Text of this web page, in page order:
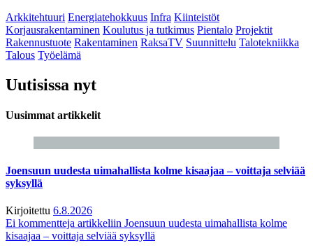
Arkkitehtuuri Energiatehokkuus Infra Kiinteistöt
Korjausrakentaminen Koulutus ja tutkimus Pientalo Projektit
Rakennustuote Rakentaminen RaksaTV Suunnittelu Talotekniikka
Talous Työelämä
Uutisissa nyt
Uusimmat artikkelit
Joensuun uudesta uimahallista kolme kisaajaa – voittaja selviää
syksyllä
Kirjoitettu 6.8.2026
Ei kommentteja artikkeliin Joensuun uudesta uimahallista kolme
kisaajaa – voittaja selviää syksyllä